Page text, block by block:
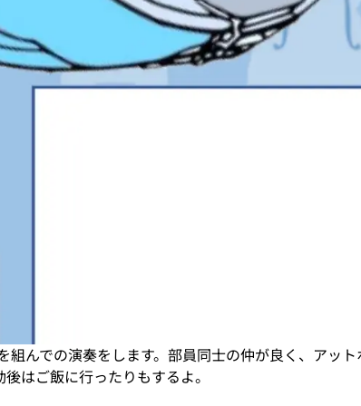
んでの演奏をします。部員同士の仲が良く、アット
はご飯に行ったりもするよ。